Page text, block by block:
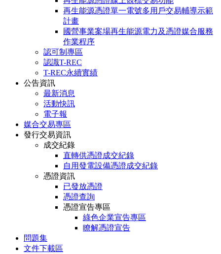
再生能源憑證單一電號多用戶交易輔導示範
計畫
國營事業案場再生能源電力及憑證媒合服務
作業程序
認可制專區
認識T-REC
T-REC永續實績
公告資訊
最新消息
活動快訊
電子報
媒合交易專區
發行交易資訊
成交紀錄
直轉供憑證成交紀錄
自用發電設備憑證成交紀錄
憑證資訊
已發放憑證
憑證查詢
憑證宣告專區
綠色企業宣告專區
瞭解憑證宣告
問題集
文件下載區